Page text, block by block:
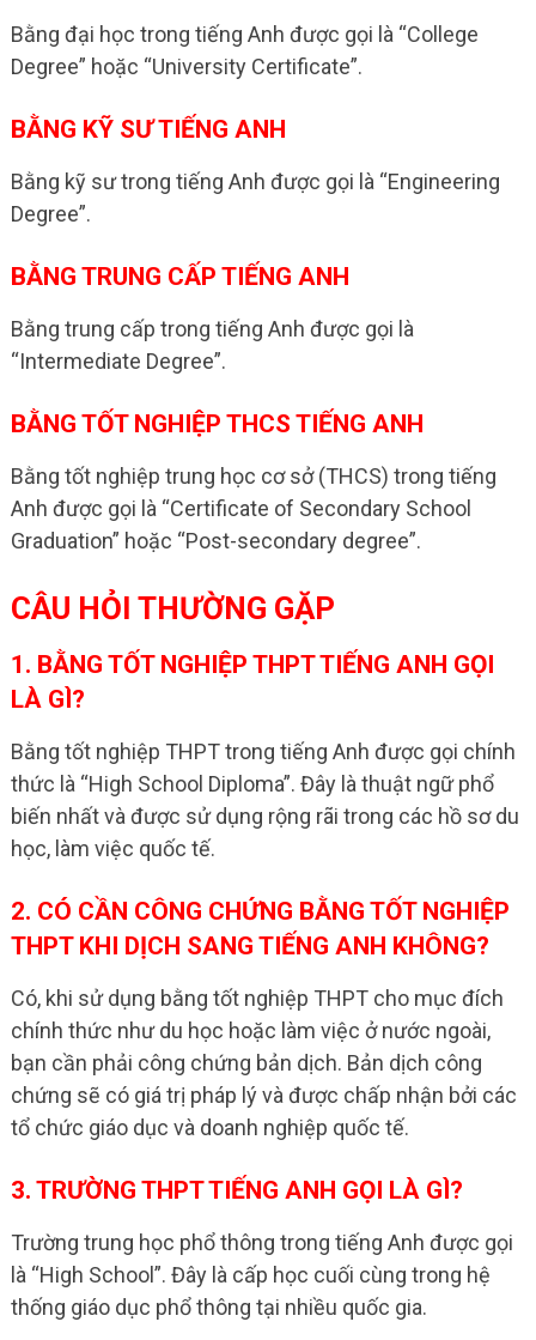
Bằng đại học trong tiếng Anh được gọi là “College
Degree” hoặc “University Certificate”.
BẰNG KỸ SƯ TIẾNG ANH
Bằng kỹ sư trong tiếng Anh được gọi là “Engineering
Degree”.
BẰNG TRUNG CẤP TIẾNG ANH
Bằng trung cấp trong tiếng Anh được gọi là
“Intermediate Degree”.
BẰNG TỐT NGHIỆP THCS TIẾNG ANH
Bằng tốt nghiệp trung học cơ sở (THCS) trong tiếng
Anh được gọi là “Certificate of Secondary School
Graduation” hoặc “Post-secondary degree”.
CÂU HỎI THƯỜNG GẶP
1. BẰNG TỐT NGHIỆP THPT TIẾNG ANH GỌI
LÀ GÌ?
Bằng tốt nghiệp THPT trong tiếng Anh được gọi chính
thức là “High School Diploma”. Đây là thuật ngữ phổ
biến nhất và được sử dụng rộng rãi trong các hồ sơ du
học, làm việc quốc tế.
2. CÓ CẦN CÔNG CHỨNG BẰNG TỐT NGHIỆP
THPT KHI DỊCH SANG TIẾNG ANH KHÔNG?
Có, khi sử dụng bằng tốt nghiệp THPT cho mục đích
chính thức như du học hoặc làm việc ở nước ngoài,
bạn cần phải công chứng bản dịch. Bản dịch công
chứng sẽ có giá trị pháp lý và được chấp nhận bởi các
tổ chức giáo dục và doanh nghiệp quốc tế.
3. TRƯỜNG THPT TIẾNG ANH GỌI LÀ GÌ?
Trường trung học phổ thông trong tiếng Anh được gọi
là “High School”. Đây là cấp học cuối cùng trong hệ
thống giáo dục phổ thông tại nhiều quốc gia.